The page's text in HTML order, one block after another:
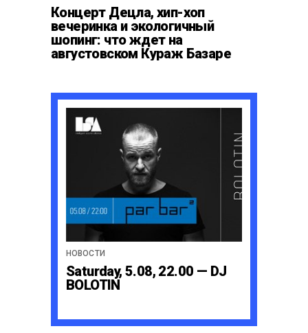
Концерт Децла, хип-хоп
вечеринка и экологичный
шопинг: что ждет на
августовском Кураж Базаре
НОВОСТИ
Saturday, 5.08, 22.00 — DJ
BOLOTIN